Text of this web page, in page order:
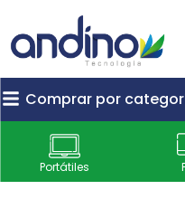
Comprar por
Portátiles